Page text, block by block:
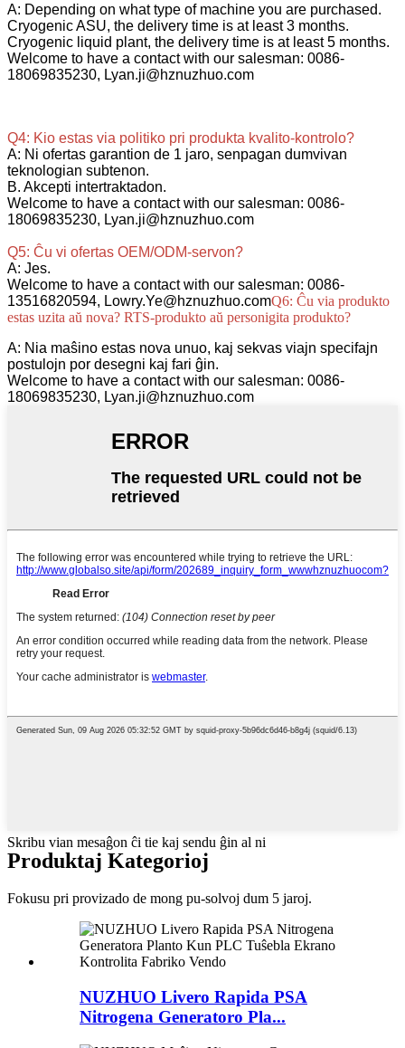
A: Depending on what type of machine you are purchased.
Cryogenic ASU, the delivery time is at least 3 months.
Cryogenic liquid plant, the delivery time is at least 5 months.
Welcome to have a contact with our salesman: 0086-
18069835230, Lyan.ji@hznuzhuo.com
Q4: Kio estas via politiko pri produkta kvalito-kontrolo?
A: Ni ofertas garantion de 1 jaro, senpagan dumvivan
teknologian subtenon.
B. Akcepti intertraktadon.
Welcome to have a contact with our salesman: 0086-
18069835230, Lyan.ji@hznuzhuo.com
Q5: Ĉu vi ofertas OEM/ODM-servon?
A: Jes.
Welcome to have a contact with our salesman: 0086-
13516820594, Lowry.Ye@hznuzhuo.comQ6: Ĉu via produkto
estas uzita aŭ nova? RTS-produkto aŭ personigita produkto?
A: Nia maŝino estas nova unuo, kaj sekvas viajn specifajn
postulojn por desegni kaj fari ĝin.
Welcome to have a contact with our salesman: 0086-
18069835230, Lyan.ji@hznuzhuo.com
Skribu vian mesaĝon ĉi tie kaj sendu ĝin al ni
Produktaj Kategorioj
Fokusu pri provizado de mong pu-solvoj dum 5 jaroj.
NUZHUO Livero Rapida PSA
Nitrogena Generatoro Pla...